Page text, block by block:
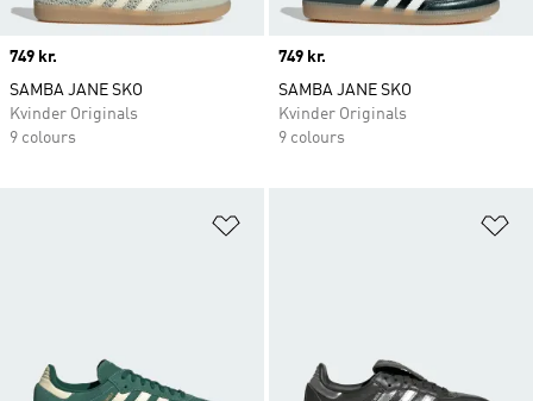
Price
749 kr.
SAMBA JANE SKO
Kvinder Originals
9 colours
Price
749 kr.
SAMBA JANE SKO
Kvinder Originals
9 colours